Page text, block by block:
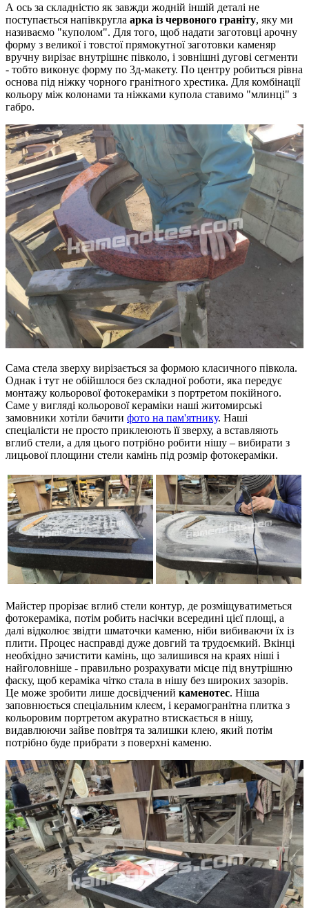
А ось за складністю як завжди жодній іншій деталі не
поступається напівкругла арка із червоного граніту, яку ми
називаємо "куполом". Для того, щоб надати заготовці арочну
форму з великої і товстої прямокутної заготовки каменяр
вручну вирізає внутрішнє півколо, і зовнішні дугові сегменти
- тобто виконує форму по 3д-макету. По центру робиться рівна
основа під ніжку чорного гранітного хрестика. Для комбінації
кольору між колонами та ніжками купола ставимо "млинці" з
габро.
Сама стела зверху вирізається за формою класичного півкола.
Однак і тут не обійшлося без складної роботи, яка передує
монтажу кольорової фотокераміки з портретом покійного.
Саме у вигляді кольорової кераміки наші житомирські
замовники хотіли бачити фото на пам'ятнику. Наші
спеціалісти не просто приклеюють її зверху, а вставляють
вглиб стели, а для цього потрібно робити нішу – вибирати з
лицьової площини стели камінь під розмір фотокераміки.
Майстер прорізає вглиб стели контур, де розміщуватиметься
фотокераміка, потім робить насічки всередині цієї площі, а
далі відколює звідти шматочки каменю, ніби вибиваючи їх із
плити. Процес насправді дуже довгий та трудоємкий. Вкінці
необхідно зачистити камінь, що залишився на краях ніші і
найголовніше - правильно розрахувати місце під внутрішню
фаску, щоб кераміка чітко стала в нішу без широких зазорів.
Це може зробити лише досвідчений каменотес. Ніша
заповнюється спеціальним клеєм, і керамогранітна плитка з
кольоровим портретом акуратно втискається в нішу,
видавлюючи зайве повітря та залишки клею, який потім
потрібно буде прибрати з поверхні каменю.